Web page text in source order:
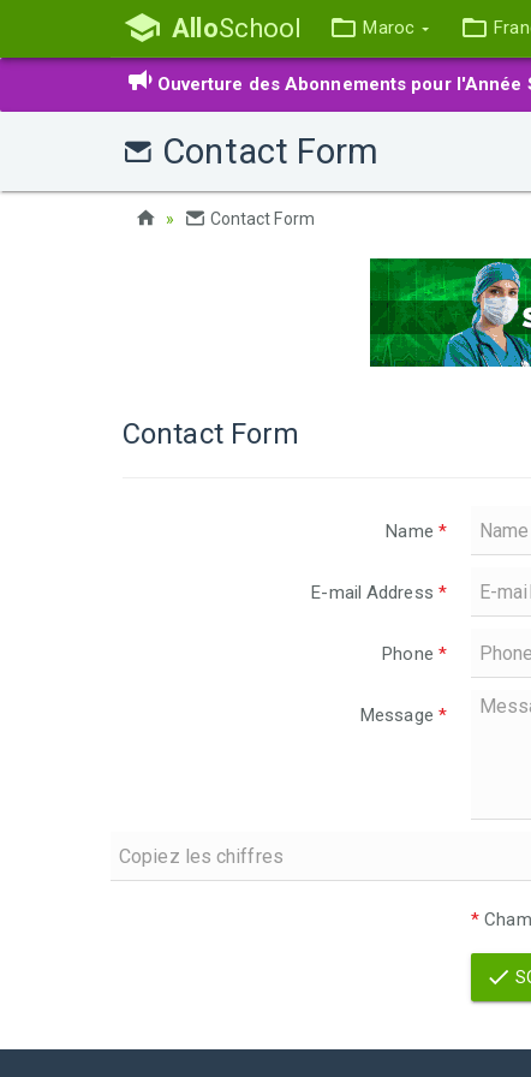
AlloSchool Maroc
Ouverture des Abonnements pour l'Année
Contact Form
Contact Form
Contact Form
Name *
E-mail Address *
Phone *
Message *
*